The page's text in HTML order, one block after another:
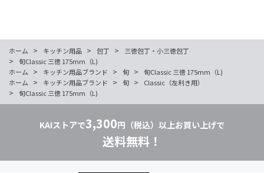
ホーム > キッチン用品 > 包丁 > 三徳包丁・小三徳包丁
>
旬Classic 三徳 175mm（L)
ホーム
> キッチン用品ブランド > 旬 >
旬Classic 三徳 175mm（L)
ホーム
> キッチン用品ブランド > 旬 > Classic（左利き用）
> 旬Classic 三徳 175mm（L)
KAIストアで3,300円（税込）以上お買い上げで
送料無料！